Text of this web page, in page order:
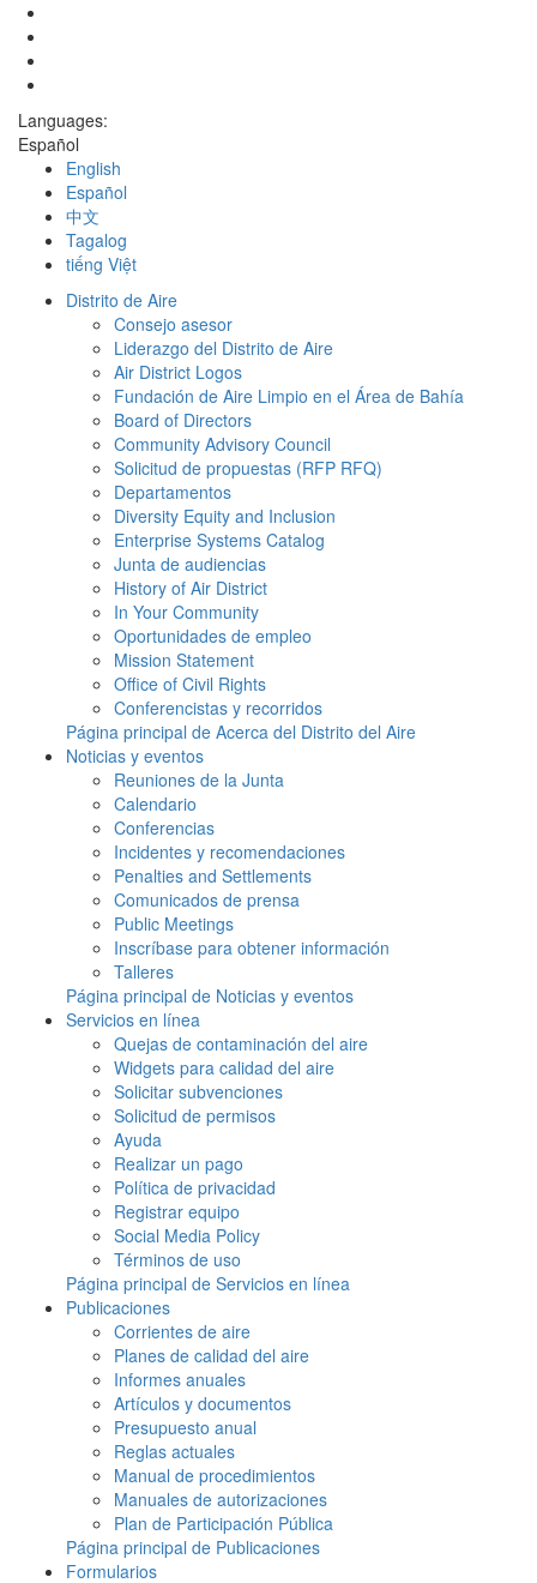
Languages:
Español
English
Español
中文
Tagalog
tiếng Việt
Distrito de Aire
Consejo asesor
Liderazgo del Distrito de Aire
Air District Logos
Fundación de Aire Limpio en el Área de Bahía
Board of Directors
Community Advisory Council
Solicitud de propuestas (RFP RFQ)
Departamentos
Diversity Equity and Inclusion
Enterprise Systems Catalog
Junta de audiencias
History of Air District
In Your Community
Oportunidades de empleo
Mission Statement
Office of Civil Rights
Conferencistas y recorridos
Página principal de Acerca del Distrito del Aire
Noticias y eventos
Reuniones de la Junta
Calendario
Conferencias
Incidentes y recomendaciones
Penalties and Settlements
Comunicados de prensa
Public Meetings
Inscríbase para obtener información
Talleres
Página principal de Noticias y eventos
Servicios en línea
Quejas de contaminación del aire
Widgets para calidad del aire
Solicitar subvenciones
Solicitud de permisos
Ayuda
Realizar un pago
Política de privacidad
Registrar equipo
Social Media Policy
Términos de uso
Página principal de Servicios en línea
Publicaciones
Corrientes de aire
Planes de calidad del aire
Informes anuales
Artículos y documentos
Presupuesto anual
Reglas actuales
Manual de procedimientos
Manuales de autorizaciones
Plan de Participación Pública
Página principal de Publicaciones
Formularios